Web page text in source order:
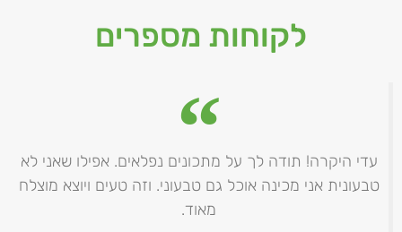
לקוחות מספרים
עדי היקרה! תודה לך על מתכונים נפלאים. אפילו שאני לא
טבעונית אני מכינה אוכל גם טבעוני. וזה טעים ויוצא מוצלח
מאוד.